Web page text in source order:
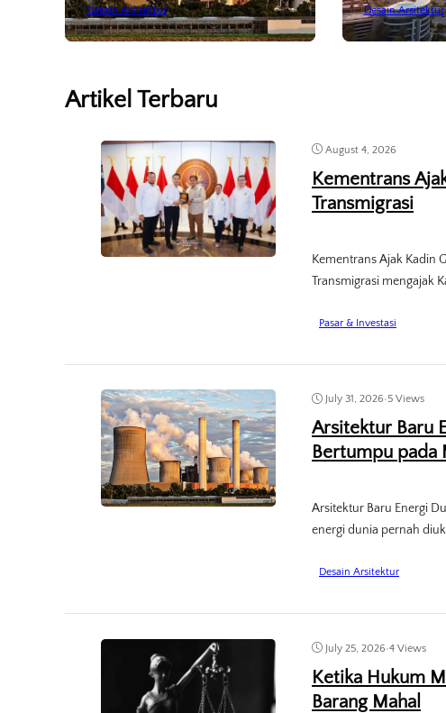
Desain Arsitektur Desain Arsitektur
Artikel Terbaru
August 4, 2026
Kementrans
Transmigrasi
Kementrans Ajak Kadin
Transmigrasi mengajak
Pasar & Investasi
July 31, 2026•5 Views
Arsitektur Baru
Bertumpu pada
Arsitektur Baru Energi
energi dunia pernah
Desain Arsitektur
July 25, 2026•4 Views
Ketika Hukum
Barang Mahal